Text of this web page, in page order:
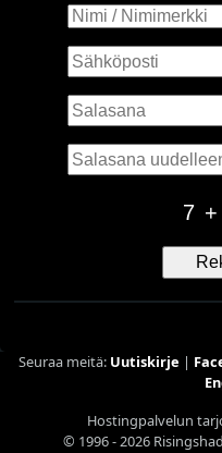
7 +
Seuraa meitä: Uutiskirje |
Hostingpalvelun
© 1996 - 2026